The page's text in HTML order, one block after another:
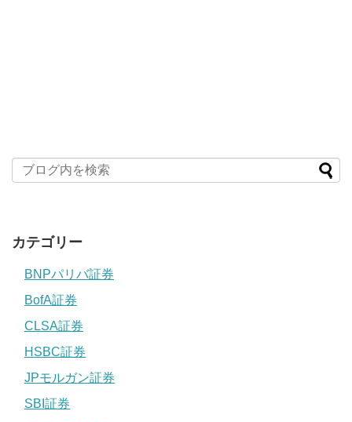
カテゴリー
BNPパリバ証券
BofA証券
CLSA証券
HSBC証券
JPモルガン証券
SBI証券